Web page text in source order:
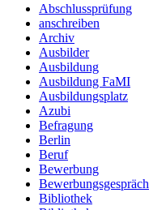
Abschlussprüfung
anschreiben
Archiv
Ausbilder
Ausbildung
Ausbildung FaMI
Ausbildungsplatz
Azubi
Befragung
Berlin
Beruf
Bewerbung
Bewerbungsgespräch
Bibliothek